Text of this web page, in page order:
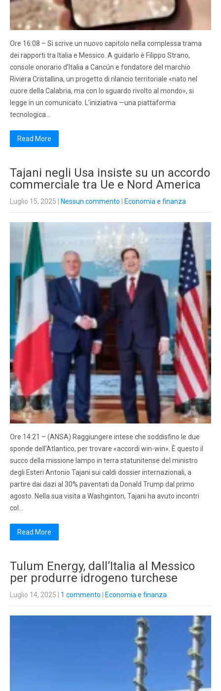
Ore 16:08 – Si scrive un nuovo capitolo nella complessa trama
dei rapporti tra Italia e Messico. A guidarlo è Filippo Strano,
console onorario d’Italia a Cancún e fondatore del marchio
Riviera Cristallina, un progetto di rilancio territoriale «nato nel
cuore della Calabria, ma con lo sguardo rivolto al mondo», si
legge in un comunicato. L’iniziativa —una piattaforma
tecnologica…
Read More
Tajani negli Usa insiste su un accordo
commerciale tra Ue e Nord America
Luglio 15, 2025 Nessun commento Economia e finanza
Ore 14:21 – (ANSA) Raggiungere intese che soddisfino le due
sponde dell’Atlantico, per trovare «accordi win-win». È questo il
succo della missione lampo in terra statunitense del ministro
degli Esteri Antonio Tajani sui caldi dossier internazionali, a
partire dai dazi al 30% paventati da Donald Trump dal primo
agosto. Nella sua visita a Washginton, Tajani ha avuto incontri
col…
Read More
Tulum Energy, dall’Italia al Messico
per produrre idrogeno turchese
Luglio 14, 2025 1 commento Economia e finanza